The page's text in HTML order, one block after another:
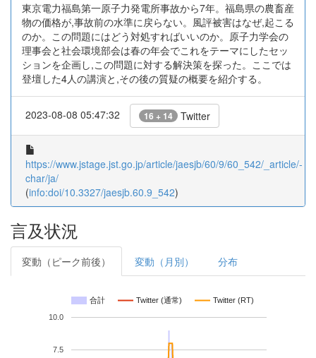
東京電力福島第一原子力発電所事故から7年。福島県の農畜産
物の価格が,事故前の水準に戻らない。風評被害はなぜ,起こる
のか。この問題にはどう対処すればいいのか。原子力学会の
理事会と社会環境部会は春の年会でこれをテーマにしたセッ
ションを企画し,この問題に対する解決策を探った。ここでは
登壇した4人の講演と,その後の質疑の概要を紹介する。
2023-08-08 05:47:32 16 + 14 Twitter
https://www.jstage.jst.go.jp/article/jaesjb/60/9/60_542/_article/-
char/ja/
(info:doi/10.3327/jaesjb.60.9_542)
言及状況
変動（ピーク前後） 変動（月別） 分布
合計 Twitter (通常) Twitter (RT)
7.5
10.0